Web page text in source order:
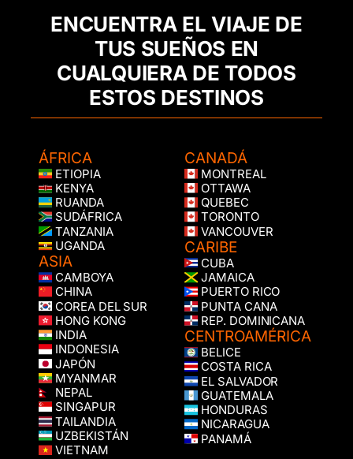
ENCUENTRA EL VIAJE DE
TUS SUEÑOS EN
CUALQUIERA DE TODOS
ESTOS DESTINOS
ÁFRICA
ETIOPIA
KENYA
RUANDA
SUDÁFRICA
TANZANIA
UGANDA
ASIA
CAMBOYA
CHINA
COREA DEL SUR
HONG KONG
INDIA
INDONESIA
JAPÓN
MYANMAR
NEPAL
SINGAPUR
TAILANDIA
UZBEKISTÁN
VIETNAM
CANADÁ
MONTREAL
OTTAWA
QUEBEC
TORONTO
VANCOUVER
CARIBE
CUBA
JAMAICA
PUERTO RICO
PUNTA CANA
REP. DOMINICANA
CENTROAMÉRICA
BELICE
COSTA RICA
EL SALVADOR
GUATEMALA
HONDURAS
NICARAGUA
PANAMÁ